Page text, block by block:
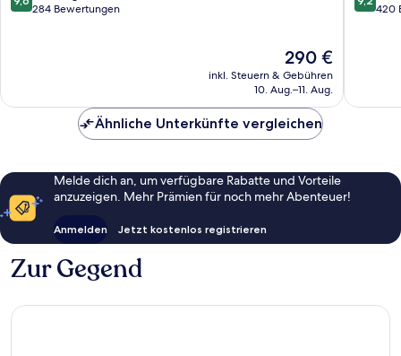
von284 Bewertungen
Der
Preis
beträgt
290 €
inkl. Steuern & Gebühren
10. Aug.–11. Aug.
von420
Ähnliche Unterkünfte vergleichen
Melde dich an, um verfügbare Rabatte und Vorteile
anzuzeigen. Mehr Prämien für noch mehr Abenteuer!
Anmelden Jetzt kostenlos registrieren
Zur Gegend